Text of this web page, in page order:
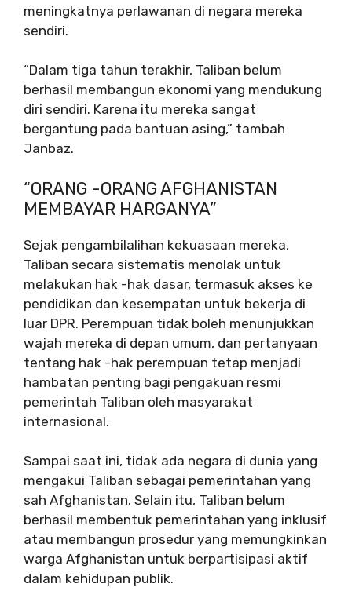
meningkatnya perlawanan di negara mereka
sendiri.
“Dalam tiga tahun terakhir, Taliban belum
berhasil membangun ekonomi yang mendukung
diri sendiri. Karena itu mereka sangat
bergantung pada bantuan asing,” tambah
Janbaz.
“ORANG -ORANG AFGHANISTAN
MEMBAYAR HARGANYA”
Sejak pengambilalihan kekuasaan mereka,
Taliban secara sistematis menolak untuk
melakukan hak -hak dasar, termasuk akses ke
pendidikan dan kesempatan untuk bekerja di
luar DPR. Perempuan tidak boleh menunjukkan
wajah mereka di depan umum, dan pertanyaan
tentang hak -hak perempuan tetap menjadi
hambatan penting bagi pengakuan resmi
pemerintah Taliban oleh masyarakat
internasional.
Sampai saat ini, tidak ada negara di dunia yang
mengakui Taliban sebagai pemerintahan yang
sah Afghanistan. Selain itu, Taliban belum
berhasil membentuk pemerintahan yang inklusif
atau membangun prosedur yang memungkinkan
warga Afghanistan untuk berpartisipasi aktif
dalam kehidupan publik.